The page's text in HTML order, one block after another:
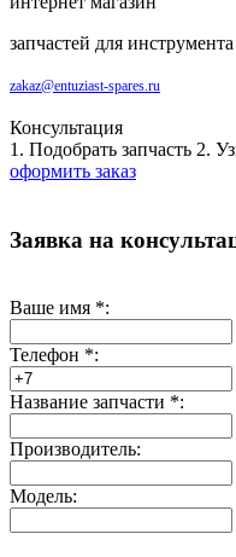
запчастей для инструмента
zakaz@entuziast-spares.ru
Консультация
1. Подобрать запчасть 2.
оформить заказ
Заявка на
Ваше имя *:
Телефон *:
Название запчасти *:
Производитель:
Модель: